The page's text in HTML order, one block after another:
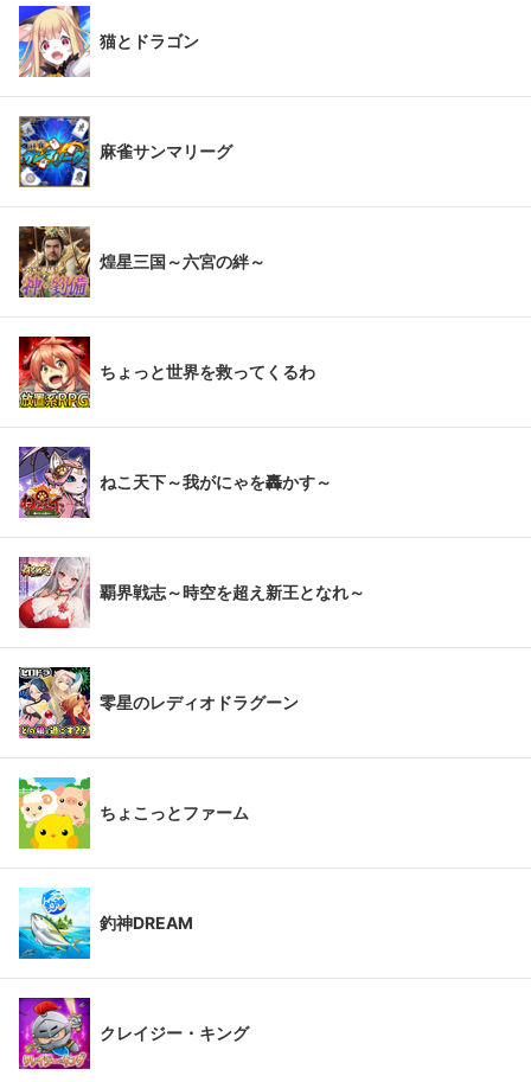
猫とドラゴン
麻雀サンマリーグ
煌星三国～六宮の絆～
ちょっと世界を救ってくるわ
ねこ天下～我がにゃを轟かす～
覇界戦志～時空を超え新王となれ～
零星のレディオドラグーン
ちょこっとファーム
釣神DREAM
クレイジー・キング